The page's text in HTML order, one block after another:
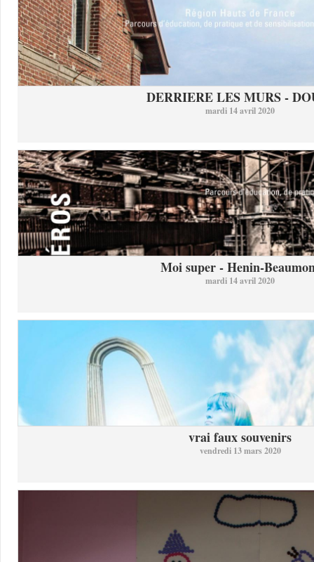
DERRIERE LES MURS -
mardi 14 avril 2020
Moi super - Henin-
mardi 14 avril 2020
vrai faux souvenirs
vendredi 13 mars 2020